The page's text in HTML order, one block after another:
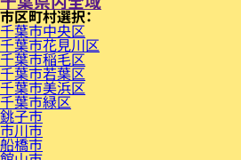
市区町村
千葉市中央区
千葉市花見川区
千葉市稲毛区
千葉市若葉区
千葉市美浜区
千葉市緑区
銚子市
市川市
船橋市